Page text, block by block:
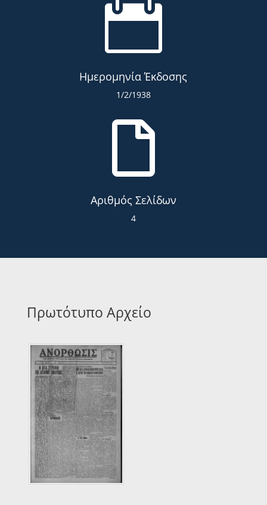

Ημερομηνία Έκδοσης
1/2/1938

Αριθμός Σελίδων
4
Πρωτότυπο Αρχείο